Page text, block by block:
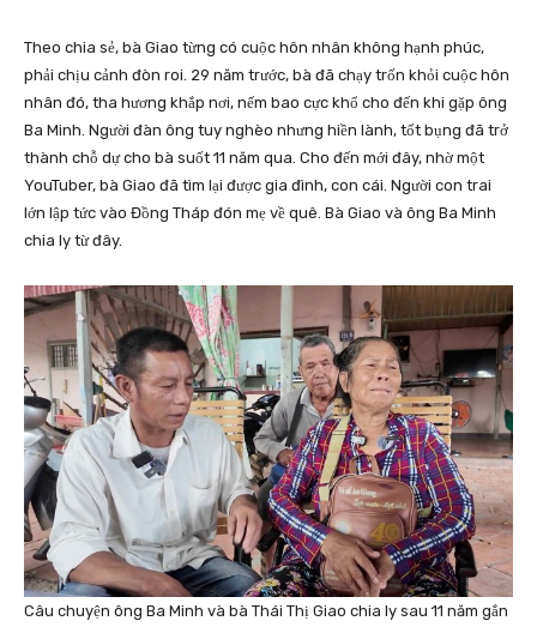
Theo chia sẻ, bà Giao từng có cuộc hôn nhân không hạnh phúc,
phải chịu cảnh đòn roi. 29 năm trước, bà đã chạy trốn khỏi cuộc hôn
nhân đó, tha hương khắp nơi, nếm bao cực khổ cho đến khi gặp ông
Ba Minh. Người đàn ông tuy nghèo nhưng hiền lành, tốt bụng đã trở
thành chỗ dự cho bà suốt 11 năm qua. Cho đến mới đây, nhờ một
YouTuber, bà Giao đã tìm lại được gia đình, con cái. Người con trai
lớn lập tức vào Đồng Tháp đón mẹ về quê. Bà Giao và ông Ba Minh
chia ly từ đây.
Câu chuyện ông Ba Minh và bà Thái Thị Giao chia ly sau 11 năm gắn